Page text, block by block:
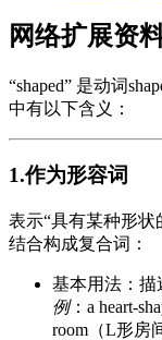
网络扩展资
“shaped” 是动词
中有以下含义：
1.作为形容词
表示“具有某种形状
结合构成复合词：
基本用法：描
例：a heart-
room（L形房